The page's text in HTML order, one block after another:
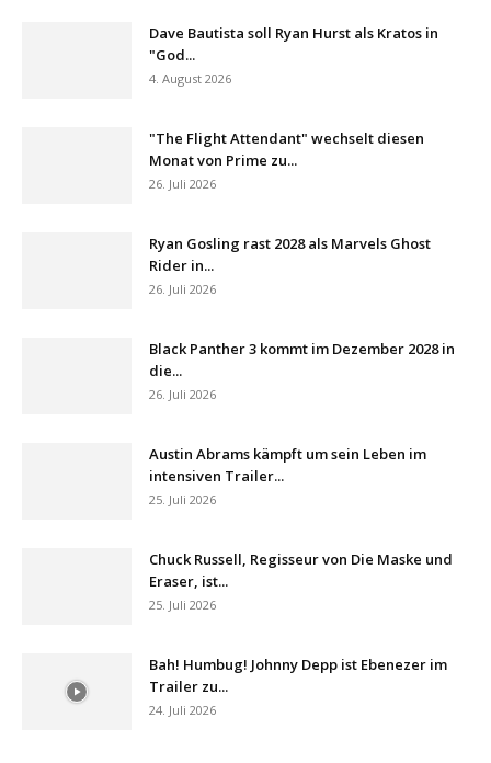
Dave Bautista soll Ryan Hurst als Kratos in
"God...
4. August 2026
"The Flight Attendant" wechselt diesen
Monat von Prime zu...
26. Juli 2026
Ryan Gosling rast 2028 als Marvels Ghost
Rider in...
26. Juli 2026
Black Panther 3 kommt im Dezember 2028 in
die...
26. Juli 2026
Austin Abrams kämpft um sein Leben im
intensiven Trailer...
25. Juli 2026
Chuck Russell, Regisseur von Die Maske und
Eraser, ist...
25. Juli 2026
Bah! Humbug! Johnny Depp ist Ebenezer im
Trailer zu...
24. Juli 2026